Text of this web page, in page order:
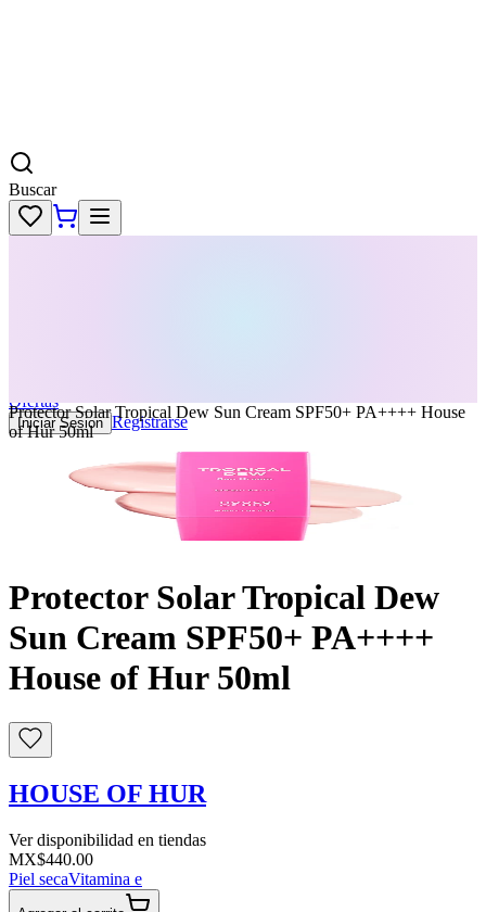
Buscar
Ofertas
Iniciar Sesion Registrarse
Protector Solar Tropical Dew Sun Cream SPF50+ PA++++ House
of Hur 50ml
Protector Solar Tropical Dew
Sun Cream SPF50+ PA++++
House of Hur 50ml
HOUSE OF HUR
Ver disponibilidad en tiendas
MX$440.00
Piel secaVitamina e